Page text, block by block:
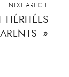
NEXT ARTICLE
»